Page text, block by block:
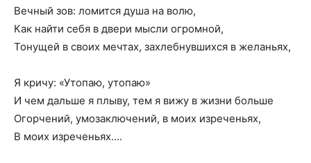
Вечный зов: ломится душа на волю,
Как найти себя в двери мысли огромной,
Тонущей в своих мечтах, захлебнувшихся в желаньях,
Я кричу: «Утопаю, утопаю»
И чем дальше я плыву, тем я вижу в жизни больше
Огорчений, умозаключений, в моих изреченьях,
В моих изреченьях….